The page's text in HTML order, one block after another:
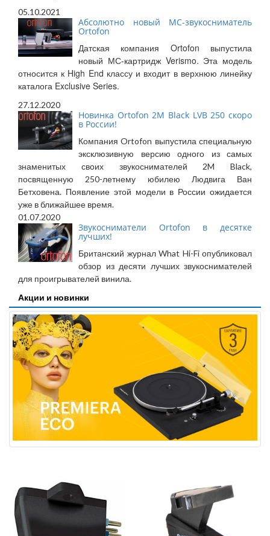
05.10.2021
Абсолютно новый МС-звукосниматель
Ortofon
Датская компания Ortofon выпустила
новый МС-картридж Verismo. Эта модель
относится к High End классу и входит в верхнюю линейку
каталога Exclusive Series.
27.12.2020
Новинка Ortofon 2M Black LVB 250 скоро
в России!
Компания Ortofon выпустила специальную
эксклюзивную версию одного из самых
знаменитых своих звукоснимателей 2M Black,
посвященную 250-летнему юбилею Людвига Ван
Бетховена. Появление этой модели в России ожидается
уже в ближайшее время.
01.07.2020
Звукосниматели Ortofon в десятке
лучших!
Британский журнал What Hi-Fi опубликовал
обзор из десяти лучших звукоснимателей
для проигрывателей винила.
Акции и новинки